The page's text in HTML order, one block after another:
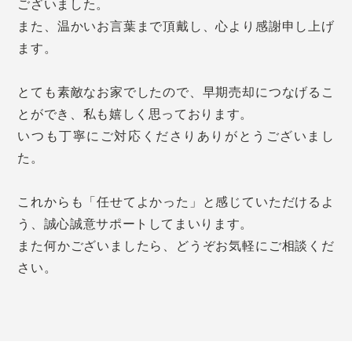
ございました。
また、温かいお言葉まで頂戴し、心より感謝申し上げ
ます。
とても素敵なお家でしたので、早期売却につなげるこ
とができ、私も嬉しく思っております。
いつも丁寧にご対応くださりありがとうございまし
た。
これからも「任せてよかった」と感じていただけるよ
う、誠心誠意サポートしてまいります。
また何かございましたら、どうぞお気軽にご相談くだ
さい。